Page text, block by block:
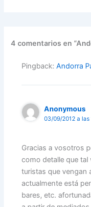
4 comentarios en
Pingback:Andorra
Anonymous
03/09/2012 a las
Gracias a vosotros
como detalle que tal
turistas que vengan
actualmente está
bares, etc.